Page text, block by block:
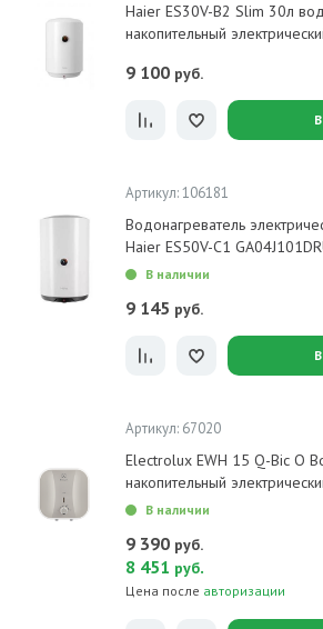
Haier ES30V-B2 Slim 30л
накопительный
9 100 руб.
Артикул: 106181
Водонагреватель
Haier ES50V-C1
В наличии
9 145 руб.
Артикул: 67020
Electrolux EWH 15 Q-Bic O
накопительный
В наличии
9 390 руб.
8 451 руб.
Цена после авторизации